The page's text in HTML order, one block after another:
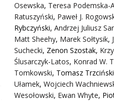
Osewska, Teresa Podemska-
Ratuszyński, Paweł J.
Rybczyński, Andrzej Juliusz
Matt Sheehy, Marek Sołtysik,
Suchecki, Zenon Szostak,
Ślusarczyk-Latos, Konrad W.
Tomkowski, Tomasz Trzciński
Ułamek, Wojciech
Wesołowski, Ewan Whyte,